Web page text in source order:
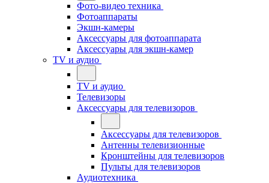
Фото-видео техника
Фотоаппараты
Экшн-камеры
Аксессуары для фотоаппарата
Аксессуары для экшн-камер
TV и аудио
TV и аудио
Телевизоры
Аксессуары для телевизоров
Аксессуары для телевизоров
Антенны телевизионные
Кронштейны для телевизоров
Пульты для телевизоров
Аудиотехника